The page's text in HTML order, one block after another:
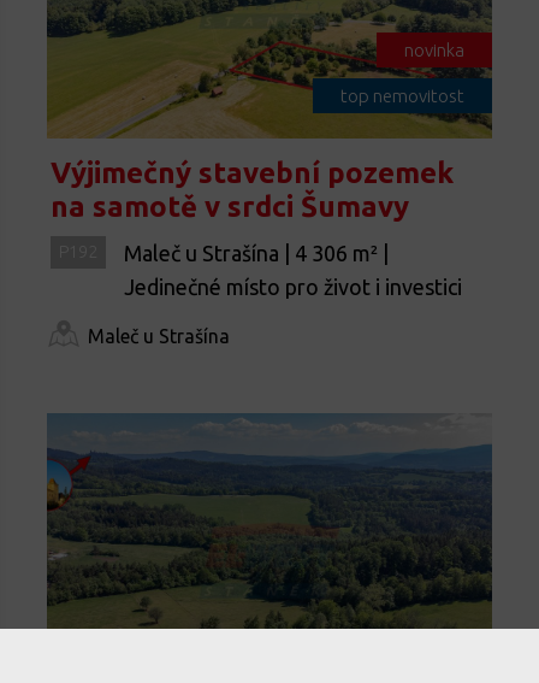
novinka
top nemovitost
Výjimečný stavební pozemek
na samotě v srdci Šumavy
Maleč u Strašína | 4 306 m² |
Jedinečné místo pro život i investici
Maleč u Strašína